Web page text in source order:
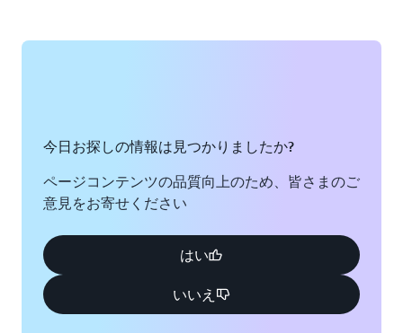
今日お探しの情報は見つかりましたか?
ページコンテンツの品質向上のため、皆さまのご
意見をお寄せください
はい
いいえ